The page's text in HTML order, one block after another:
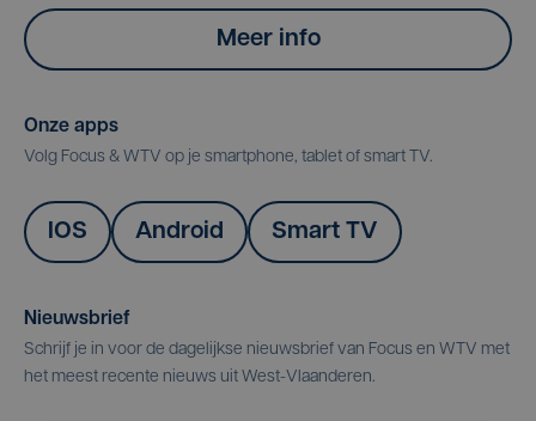
Meer info
Onze apps
Volg Focus & WTV op je smartphone, tablet of smart TV.
IOS Android Smart TV
Nieuwsbrief
Schrijf je in voor de dagelijkse nieuwsbrief van Focus en WTV met
het meest recente nieuws uit West-Vlaanderen.